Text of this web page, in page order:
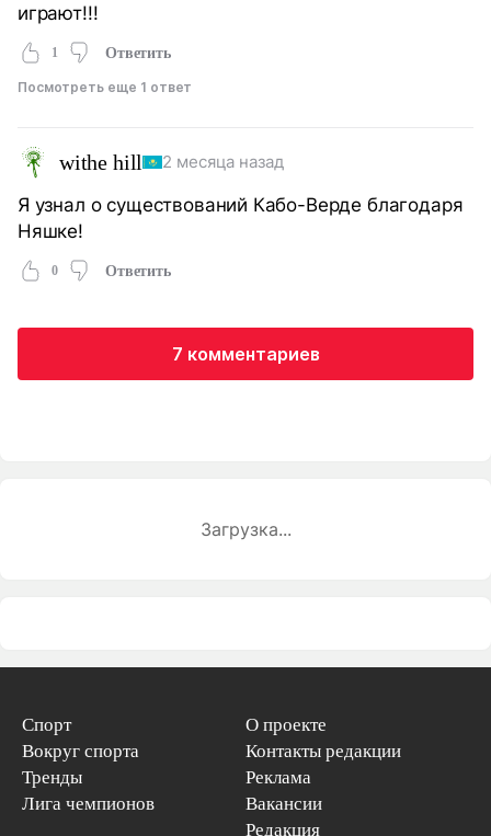
играют!!!
1 Ответить
Посмотреть еще 1 ответ
withe hill 2 месяца назад
Я узнал о существований Кабо-Верде благодаря
Няшке!
0 Ответить
7 комментариев
Загрузка...
Спорт
Вокруг спорта
Тренды
Лига чемпионов
О проекте
Контакты редакции
Реклама
Вакансии
Редакция